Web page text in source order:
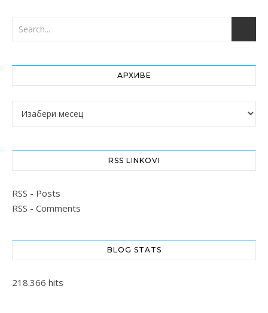
АРХИВЕ
Архиве
RSS LINKOVI
RSS - Posts
RSS - Comments
BLOG STATS
218.366 hits